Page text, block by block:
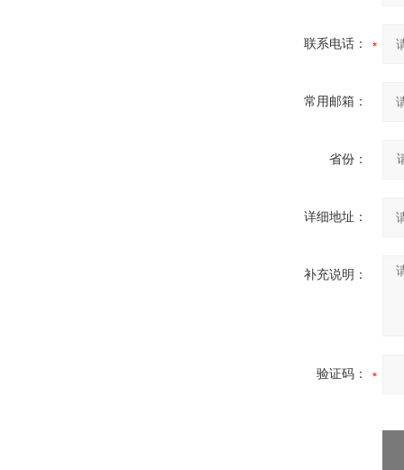
联系电话：
常用邮箱：
省份：
详细地址：
补充说明：
验证码：